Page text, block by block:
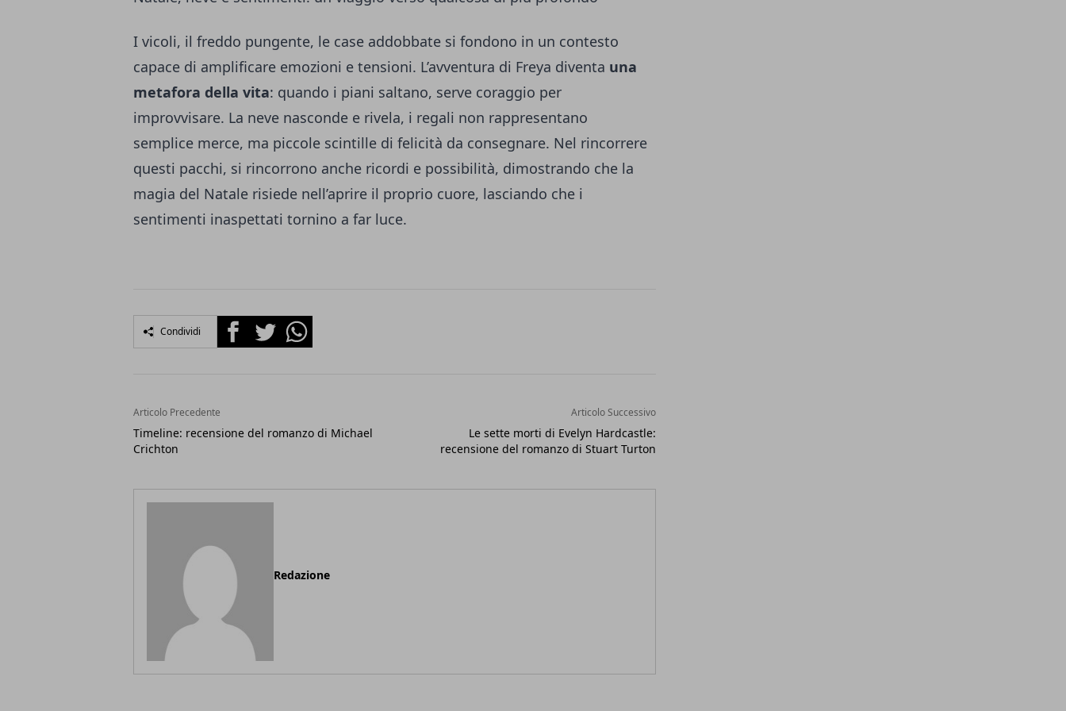
I vicoli, il freddo pungente, le case addobbate si fondono in un contesto
capace di amplificare emozioni e tensioni. L’avventura di Freya diventa una
metafora della vita: quando i piani saltano, serve coraggio per
improvvisare. La neve nasconde e rivela, i regali non rappresentano
semplice merce, ma piccole scintille di felicità da consegnare. Nel rincorrere
questi pacchi, si rincorrono anche ricordi e possibilità, dimostrando che la
magia del Natale risiede nell’aprire il proprio cuore, lasciando che i
sentimenti inaspettati tornino a far luce.
Condividi FacebookTwitterWhatsapp
Articolo Precedente
Timeline: recensione del romanzo di Michael
Crichton
Articolo Successivo
Le sette morti di Evelyn Hardcastle:
recensione del romanzo di Stuart Turton
Redazione